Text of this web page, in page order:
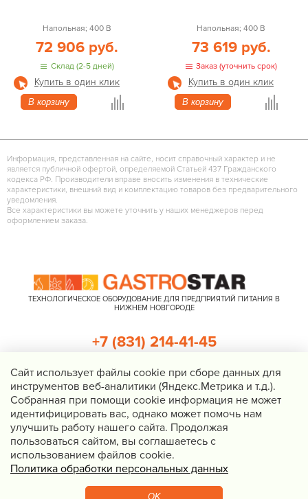
Напольная; 400 В
72 906 руб.
Склад (2-5 дней)
Купить в один клик
В корзину
Напольная; 400 В
73 619 руб.
Заказ (уточнить срок)
Купить в один клик
В корзину
Информация, представленная на сайте, носит справочный характер и не
является публичной офертой, определяемой Статьей 437 Гражданского
кодекса РФ. Производители вправе вносить изменения в технические
характеристики, внешний вид и комплектацию товаров без предварительного
уведомления.
Все характеристики вы можете уточнить у наших менеджеров перед
оформлением заказа.
ТЕХНОЛОГИЧЕСКОЕ ОБОРУДОВАНИЕ ДЛЯ ПРЕДПРИЯТИЙ ПИТАНИЯ В
НИЖНЕМ НОВГОРОДЕ
Нижний Новгород, Казанское шоссе, д. 4, корп. 3, пом. 1
info@gastrostar.ru
Политика конфиденциальности
+7 (831) 214-41-45
Перезвоните мне
оборудования для предприятий общественного питания
Cайт использует файлы cookie при сборе данных для
инструментов веб-аналитики (Яндекс.Метрика и т.д.).
Собранная при помощи cookie информация не может
идентифицировать вас, однако может помочь нам
улучшить работу нашего сайта. Продолжая
пользоваться сайтом, вы соглашаетесь с
использованием файлов cookie.
Политика обработки персональных данных
OK